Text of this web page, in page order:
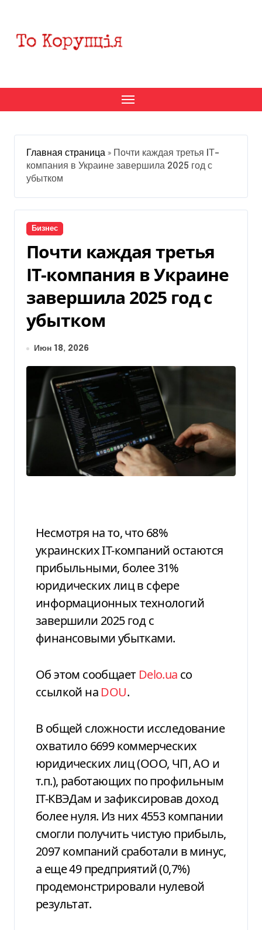
содержанию
Главная страница » Почти каждая третья IТ-
компания в Украине завершила 2025 год с
убытком
Бизнес
Почти каждая третья
IТ-компания в Украине
завершила 2025 год с
убытком
Июн 18, 2026
Несмотря на то, что 68%
украинских IТ-компаний остаются
прибыльными, более 31%
юридических лиц в сфере
информационных технологий
завершили 2025 год с
финансовыми убытками.
Об этом сообщает Delo.ua со
ссылкой на DOU.
В общей сложности исследование
охватило 6699 коммерческих
юридических лиц (ООО, ЧП, АО и
т.п.), работающих по профильным
IТ-КВЭДам и зафиксировав доход
более нуля. Из них 4553 компании
смогли получить чистую прибыль,
2097 компаний сработали в минус,
а еще 49 предприятий (0,7%)
продемонстрировали нулевой
результат.